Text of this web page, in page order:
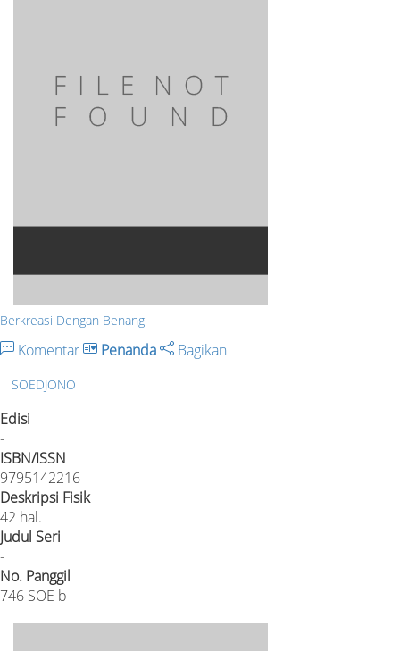
Berkreasi Dengan Benang
Komentar Penanda Bagikan
SOEDJONO
Edisi
-
ISBN/ISSN
9795142216
Deskripsi Fisik
42 hal.
Judul Seri
-
No. Panggil
746 SOE b